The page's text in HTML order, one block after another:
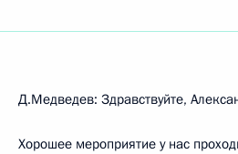
Д.Медведев: Здравствуйте,
Хорошее мероприятие у нас